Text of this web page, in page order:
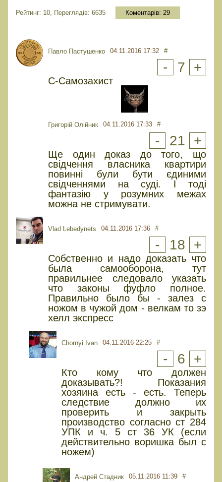
Рейтинг: 10, Переглядів: 6635 Коментарів: 29
Павло Пастушенко 04.11.2016 17:32 #
- 7 +
С-Самозахист
Григорій Олійник 04.11.2016 17:33 #
- 21 +
Ще один доказ до того, що
свідчення власника квартири
повинні були бути єдиними
свідченнями на суді. І тоді
фантазію у розумних межах
можна не стримувати.
Vlad Lebedynets 04.11.2016 17:36 #
- 18 +
Собственно и надо доказать что
была самооборона, тут
правильнее следовало указать
что законы фуфло полное.
Правильно было бы - залез с
ножом в чужой дом - велкам то зэ
хелл экспресс
Chornyi Ivan 04.11.2016 22:25 #
- 6 +
Кто кому что должен
доказывать?! Показания
хозяина есть - есть. Теперь
следствие должно их
проверить и закрыть
производство согласно ст 284
УПК и ч. 5 ст 36 УК (если
действительно воришка был с
ножем)
Андрей Стадник 05.11.2016 11:39 #